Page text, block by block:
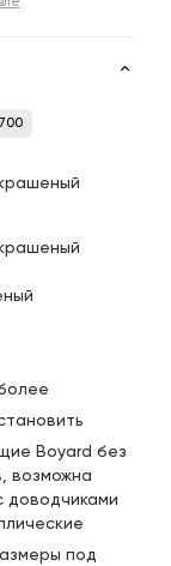
Boyard без
возможна
доводчиками
под